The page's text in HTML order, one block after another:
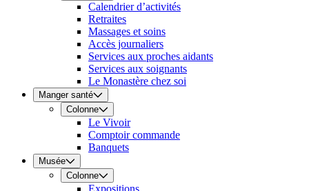
Calendrier d’activités
Retraites
Massages et soins
Accès journaliers
Services aux proches aidants
Services aux soignants
Le Monastère chez soi
Manger santé
Colonne
Le Vivoir
Comptoir commande
Banquets
Musée
Colonne
Expositions